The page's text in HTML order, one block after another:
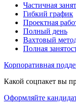
Частичная
Гибкий график
Проектная
Полный день
Вахтовый
Полная
Корпоративная
Какой соцпакет вы
Оформляйте